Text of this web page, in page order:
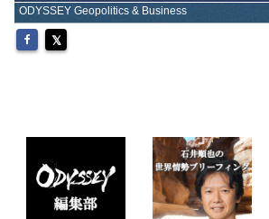
ODYSSEY Geopolitics & Business